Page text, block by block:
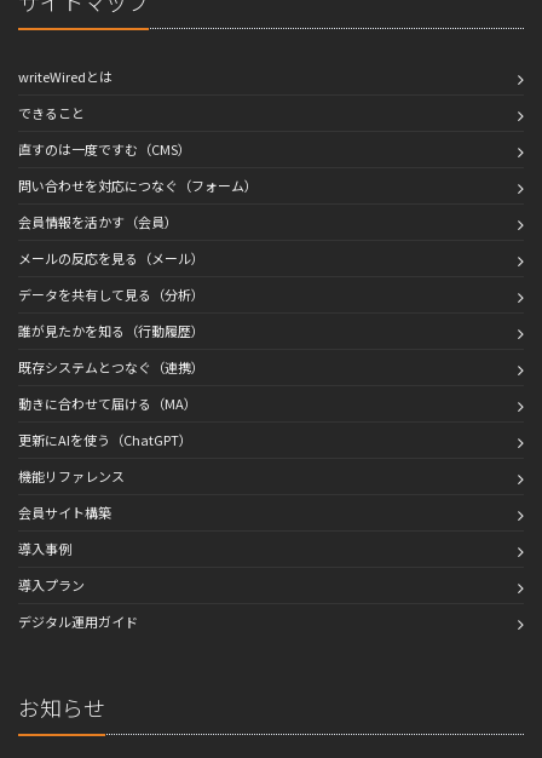
writeWiredとは
できること
直すのは一度ですむ（CMS）
問い合わせを対応につなぐ（フォーム）
会員情報を活かす（会員）
メールの反応を見る（メール）
データを共有して見る（分析）
誰が見たかを知る（行動履歴）
既存システムとつなぐ（連携）
動きに合わせて届ける（MA）
更新にAIを使う（ChatGPT）
機能リファレンス
会員サイト構築
導入事例
導入プラン
デジタル運用ガイド
お知らせ